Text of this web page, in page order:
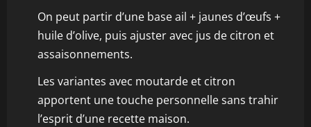
On peut partir d’une base ail + jaunes d’œufs +
huile d’olive, puis ajuster avec jus de citron et
assaisonnements.
Les variantes avec moutarde et citron
apportent une touche personnelle sans trahir
l’esprit d’une recette maison.